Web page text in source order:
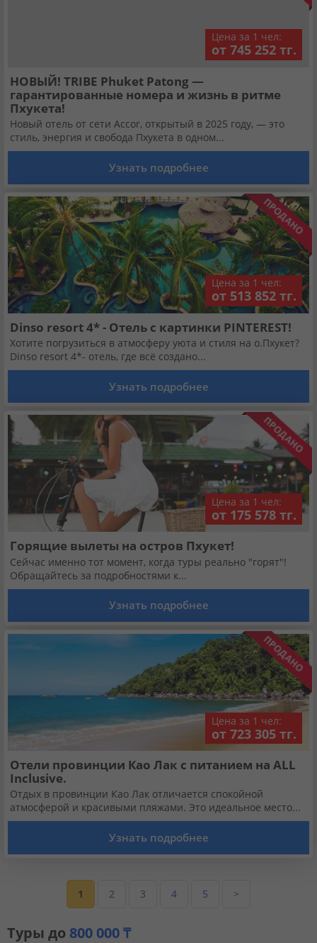
Цена за 1 чел:
от 745 252 тг.
НОВЫЙ! TRIBE Phuket Patong —
гарантированные номера и жизнь в ритме
Пхукета!
Новый отель от сети Accor, открытый в 2025 году, — это
стиль, энергия и свобода Пхукета в одном...
Узнать подробнее
Цена за 1 чел:
от 513 852 тг.
Dinso resort 4* - Отель с картинки PINTEREST!
Хотите погрузиться в атмосферу уюта и стиля на о.Пхукет?
Dinso resort 4*- отель, где всё создано...
Узнать подробнее
Цена за 1 чел:
от 175 578 тг.
Горящие вылеты на остров Пхукет!
Сейчас именно тот момент, когда туры реально "горят"!
Обращайтесь за подробностями к...
Узнать подробнее
Цена за 1 чел:
от 723 305 тг.
Отели провинции Као Лак с питанием на ALL
Inclusive.
Отдых в провинции Као Лак отличается спокойной
атмосферой и красивыми пляжами. Это идеальное место...
Узнать подробнее
1 2 3 4 5 >
Туры до 800 000 ₸